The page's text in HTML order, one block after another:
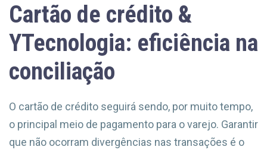
Cartão de crédito &
YTecnologia: eficiência na
conciliação
O cartão de crédito seguirá sendo, por muito tempo,
o principal meio de pagamento para o varejo. Garantir
que não ocorram divergências nas transações é o